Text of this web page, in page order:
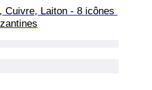
Cuivre, Laiton - 8 icônes